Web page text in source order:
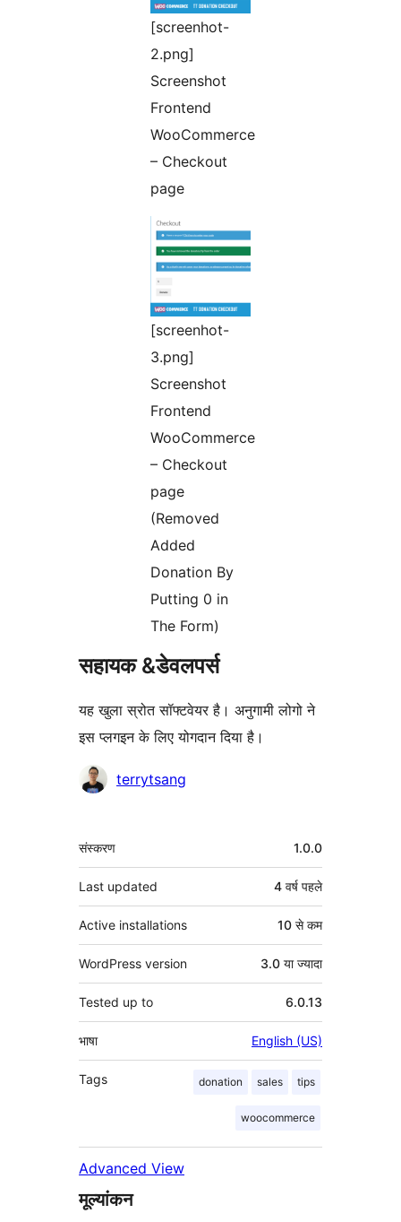
[screenhot-
2.png]
Screenshot
Frontend
WooCommerce
– Checkout
page
[screenhot-
3.png]
Screenshot
Frontend
WooCommerce
– Checkout
page
(Removed
Added
Donation By
Putting 0 in
The Form)
सहायक &डेवलपर्स
यह खुला स्रोत सॉफ्टवेयर है। अनुगामी लोगो ने
इस प्लगइन के लिए योगदान दिया है।
योगदानकर्ताterrytsang
मेटा
संस्करण 1.0.0
Last updated 4 वर्ष पहले
Active installations 10 से कम
WordPress version 3.0 या ज्यादा
Tested up to 6.0.13
भाषा English (US)
Tags donation sales tips
woocommerce
Advanced View
मूल्यांकन